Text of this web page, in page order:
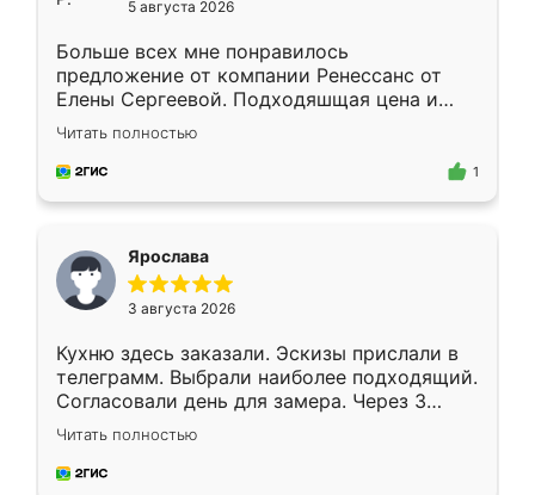
5 августа 2026
Больше всех мне понравилось
предложение от компании Ренессанс от
Елены Сергеевой. Подходяшщая цена и
короткие сроки изготовления. Приехавший
для замера сотрудник Владислав
предложил по моему эскизу самый
Читать полностью
1
Ярослава
3 августа 2026
Кухню здесь заказали. Эскизы прислали в
телеграмм. Выбрали наиболее подходящий.
Согласовали день для замера. Через 3
недели кухня была уже готова. Остались
довольны работой. Спасибо Ренессанс
мебель за качественную работу!
Читать полностью